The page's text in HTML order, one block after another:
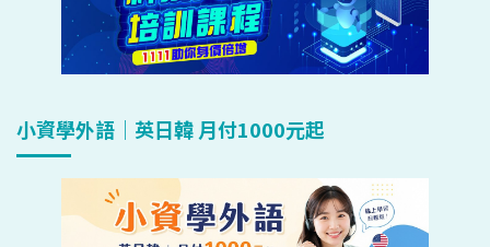
小資學外語｜英日韓 月付1000元起